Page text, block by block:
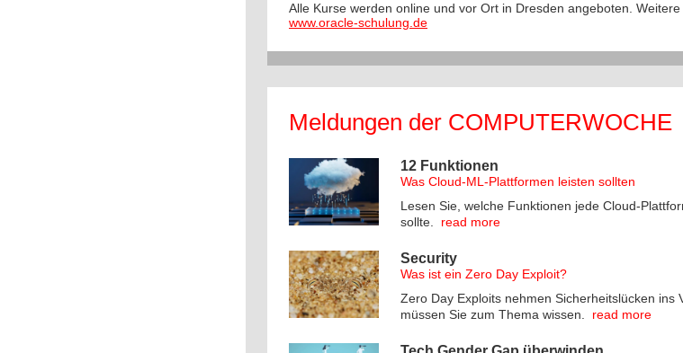
Alle Kurse werden online und vor Ort in Dresden angeboten.
www.oracle-schulung.de
Meldungen der COMPUTERWOCHE
12 Funktionen
Was Cloud-ML-Plattformen leisten sollten
Lesen Sie, welche Funktionen jede Cloud-
sollte.
read more
Security
Was ist ein Zero Day Exploit?
Zero Day Exploits nehmen Sicherheitslücken ins
müssen Sie zum Thema wissen.
read more